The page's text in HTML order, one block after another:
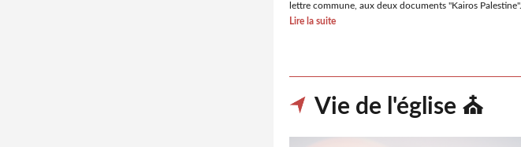
lettre commune, aux deux documents "Kairos Palestine".
Lire la suite
Vie de l'église ⛪